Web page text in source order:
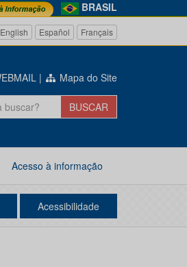
BRASIL
English Español Français
| Mapa do Site
Acesso à informação
Acessibilidade